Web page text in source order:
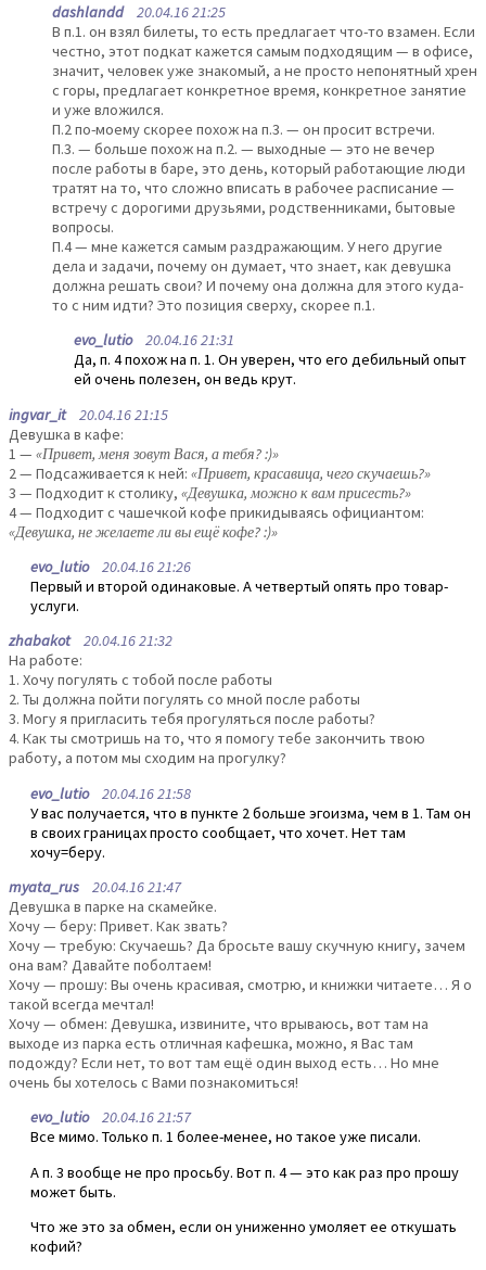
dashlandd20.04.16 21:25
В п.1. он взял билеты, то есть предлагает что-то взамен. Если
честно, этот подкат кажется самым подходящим — в офисе,
значит, человек уже знакомый, а не просто непонятный хрен
с горы, предлагает конкретное время, конкретное занятие
и уже вложился.
П.2 по-моему скорее похож на п.3. — он просит встречи.
П.3. — больше похож на п.2. — выходные — это не вечер
после работы в баре, это день, который работающие люди
тратят на то, что сложно вписать в рабочее расписание —
встречу с дорогими друзьями, родственниками, бытовые
вопросы.
П.4 — мне кажется самым раздражающим. У него другие
дела и задачи, почему он думает, что знает, как девушка
должна решать свои? И почему она должна для этого куда-
то с ним идти? Это позиция сверху, скорее п.1.
evo_lutio20.04.16 21:31
Да, п. 4 похож на п. 1. Он уверен, что его дебильный опыт
ей очень полезен, он ведь крут.
ingvar_it20.04.16 21:15
Девушка в кафе:
1 — «Привет, меня зовут Вася, а тебя? :)»
2 — Подсаживается к ней: «Привет, красавица, чего скучаешь?»
3 — Подходит к столику, «Девушка, можно к вам присесть?»
4 — Подходит с чашечкой кофе прикидываясь официантом:
«Девушка, не желаете ли вы ещё кофе? :)»
evo_lutio20.04.16 21:26
Первый и второй одинаковые. А четвертый опять про товар-
услуги.
zhabakot20.04.16 21:32
На работе:
1. Хочу погулять с тобой после работы
2. Ты должна пойти погулять со мной после работы
3. Могу я пригласить тебя прогуляться после работы?
4. Как ты смотришь на то, что я помогу тебе закончить твою
работу, а потом мы сходим на прогулку?
evo_lutio20.04.16 21:58
У вас получается, что в пункте 2 больше эгоизма, чем в 1. Там он
в своих границах просто сообщает, что хочет. Нет там
хочу=беру.
myata_rus 20.04.16 21:47
Девушка в парке на скамейке.
Хочу — беру: Привет. Как звать?
Хочу — требую: Скучаешь? Да бросьте вашу скучную книгу, зачем
она вам? Давайте поболтаем!
Хочу — прошу: Вы очень красивая, смотрю, и книжки читаете… Я о
такой всегда мечтал!
Хочу — обмен: Девушка, извините, что врываюсь, вот там на
выходе из парка есть отличная кафешка, можно, я Вас там
подожду? Если нет, то вот там ещё один выход есть… Но мне
очень бы хотелось с Вами познакомиться!
evo_lutio20.04.16 21:57
Все мимо. Только п. 1 более-менее, но такое уже писали.
А п. 3 вообще не про просьбу. Вот п. 4 — это как раз про прошу
может быть.
Что же это за обмен, если он униженно умоляет ее откушать
кофий?